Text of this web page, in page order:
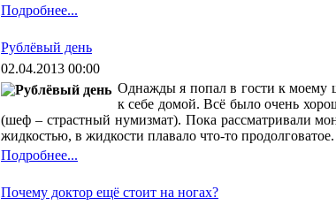
Подробнее...
Рублёвый день
02.04.2013 00:00
Однажды я попал в гости к моему
к себе домой. Всё было очень
(шеф – страстный нумизмат). Пока рассматривали
жидкостью, в жидкости плавало что-то
Подробнее...
Почему доктор ещё стоит на ногах?